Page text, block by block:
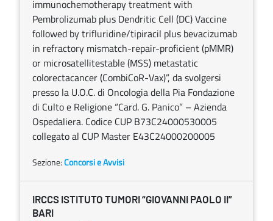
immunochemotherapy treatment with
Pembrolizumab plus Dendritic Cell (DC) Vaccine
followed by trifluridine/tipiracil plus bevacizumab
in refractory mismatch-repair-proficient (pMMR)
or microsatellitestable (MSS) metastatic
colorectacancer (CombiCoR-Vax)”, da svolgersi
presso la U.O.C. di Oncologia della Pia Fondazione
di Culto e Religione “Card. G. Panico” – Azienda
Ospedaliera. Codice CUP B73C24000530005
collegato al CUP Master E43C24000200005
Sezione:Concorsi e Avvisi
IRCCS ISTITUTO TUMORI “GIOVANNI PAOLO II”
BARI